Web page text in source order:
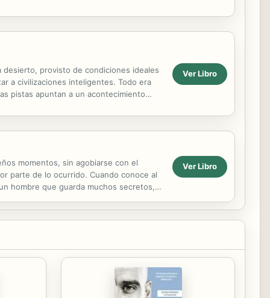
desierto, provisto de condiciones ideales
a civilizaciones inteligentes. Todo era
pistas apuntan a un acontecimiento
Ver Libro
momentos, sin agobiarse con el
parte de lo ocurrido. Cuando conoce al
hombre que guarda muchos secretos,
Ver Libro